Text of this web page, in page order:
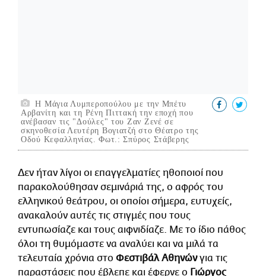
H Μάγια Λυμπεροπούλου με την Μπέτυ
Αρβανίτη και τη Ρένη Πιττακή την εποχή που
ανέβασαν τις "Δούλες" του Ζαν Ζενέ σε
σκηνοθεσία Λευτέρη Βογιατζή στο Θέατρο της
Οδού Κεφαλληνίας. Φωτ.: Σπύρος Στάβερης
Δεν ήταν λίγοι οι επαγγελματίες ηθοποιοί που
παρακολούθησαν σεμινάριά της, ο αφρός του
ελληνικού θεάτρου, οι οποίοι σήμερα, ευτυχείς,
ανακαλούν αυτές τις στιγμές που τους
εντυπωσίαζε και τους αιφνιδίαζε. Με το ίδιο πάθος
όλοι τη θυμόμαστε να αναλύει και να μιλά τα
τελευταία χρόνια στο Φεστιβάλ Αθηνώνγια τις
παραστάσεις που έβλεπε και έφερνε ο Γιώργος